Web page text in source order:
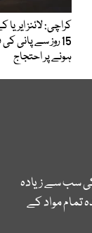
کراچی: لائنز
15 روز سے پانی
ہونے پر احتجاج
سب سے زیادہ
مواد کے